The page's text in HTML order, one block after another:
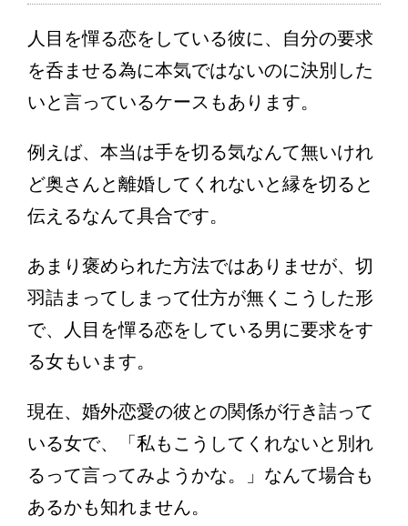
人目を憚る恋をしている彼に、自分の要求
を呑ませる為に本気ではないのに決別した
いと言っているケースもあります。
例えば、本当は手を切る気なんて無いけれ
ど奥さんと離婚してくれないと縁を切ると
伝えるなんて具合です。
あまり褒められた方法ではありませが、切
羽詰まってしまって仕方が無くこうした形
で、人目を憚る恋をしている男に要求をす
る女もいます。
現在、婚外恋愛の彼との関係が行き詰って
いる女で、「私もこうしてくれないと別れ
るって言ってみようかな。」なんて場合も
あるかも知れません。